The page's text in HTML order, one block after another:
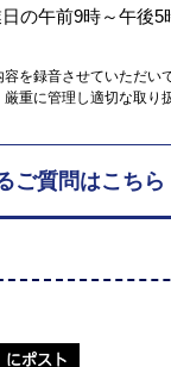
の午前9時～午後5
を録音させていただい
重に管理し適切な取り
ご質問はこちら